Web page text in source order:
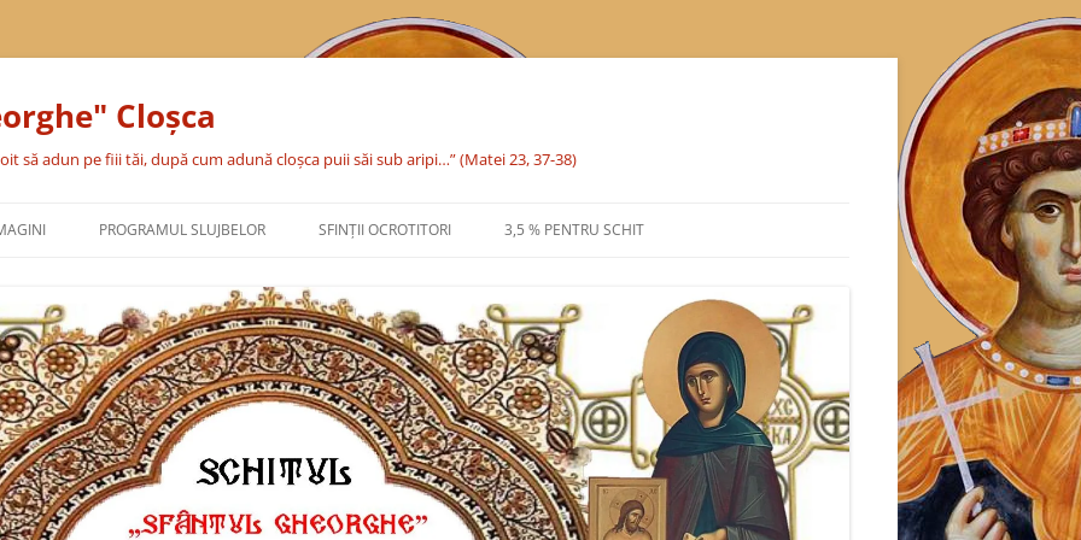
Cloşca
să adun pe fiii tăi, după cum adună cloşca puii săi sub aripi…” (Matei 23, 37-38)
PROGRAMUL SLUJBELOR SFINŢII OCROTITORI
SFÂNTUL MARE MUCENIC
GHEORGHE
3,5 % PENTRU SCHIT